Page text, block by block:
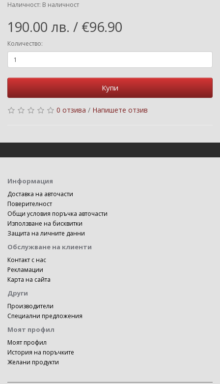
Наличност: В наличност
190.00 лв. / €96.90
Количество:
Купи
0 отзива / Напишете отзив
Информация
Доставка на авточасти
Поверителност
Общи условия поръчка авточасти
Използване на бисквитки
Защита на личните данни
Обслужване на клиенти
Контакт с нас
Рекламации
Карта на сайта
Други
Производители
Специални предложения
Моят профил
Моят профил
История на поръчките
Желани продукти